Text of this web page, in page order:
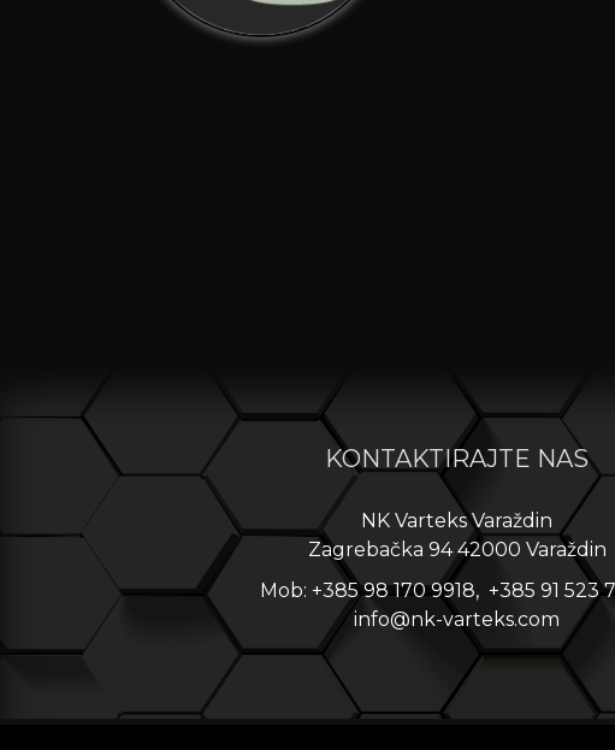
KONTAKTIRAJTE NAS
NK Varteks Varaždin
Zagrebačka 94 42000 Varaždin
Mob: +385 98 170 9918, +385 91 523
info@nk-varteks.com